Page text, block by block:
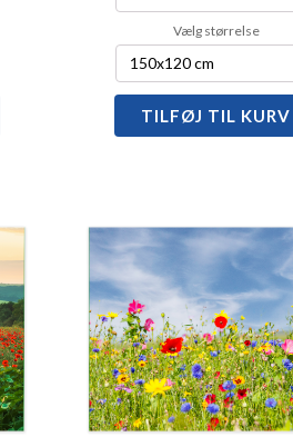
Vælg størrelse
Akustikbillede
-
TILFØJ TIL KURV